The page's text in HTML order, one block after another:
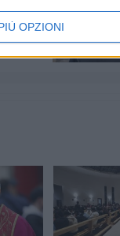
OPZIONI
non